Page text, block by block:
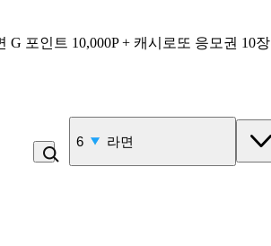
G 포인트 10,000P + 캐시로또 응모권 10장
7 된장찌개